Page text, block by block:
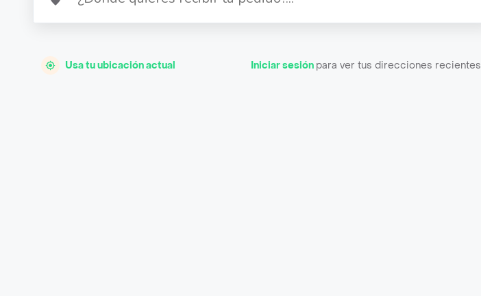
Usa tu ubicación actual Iniciar sesión para ver tus direcciones recientes